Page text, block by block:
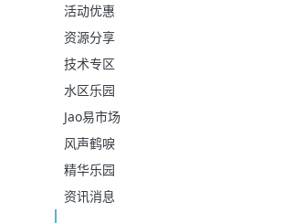
活动优惠
资源分享
技术专区
水区乐园
Jao易市场
风声鹤唳
精华乐园
资讯消息